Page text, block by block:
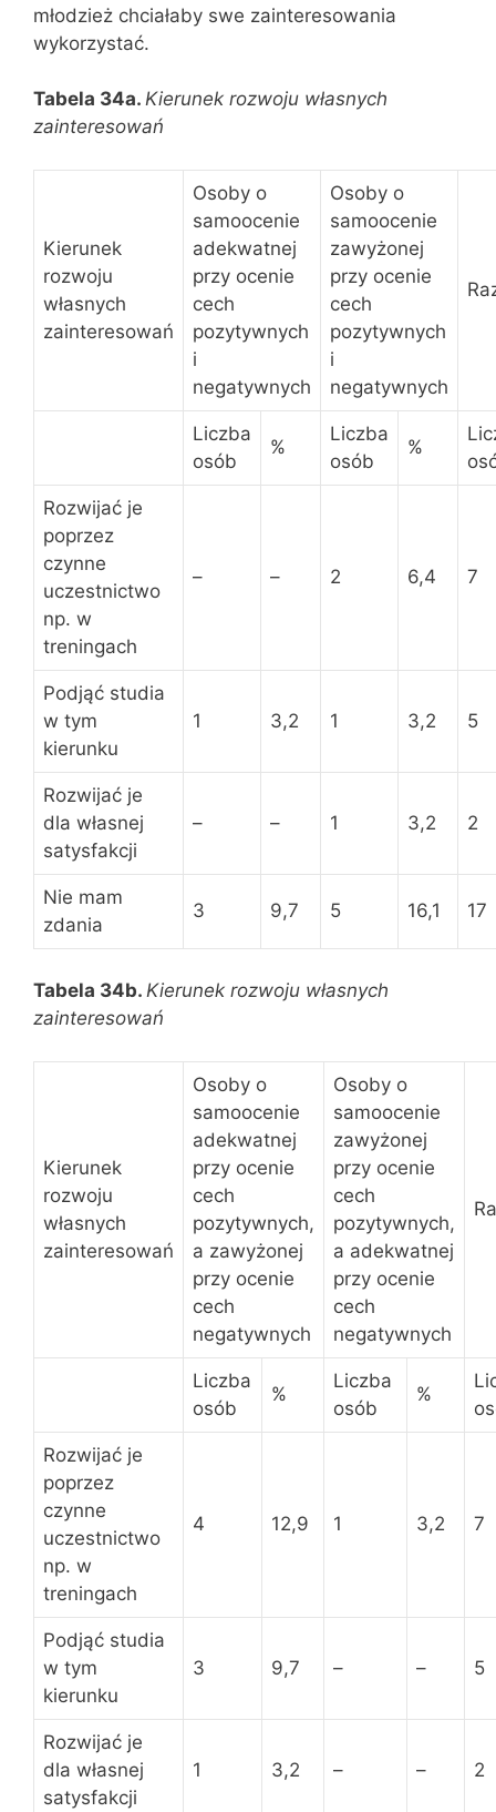
młodzież chciałaby swe zainteresowania
wykorzystać.
Tabela 34a. Kierunek rozwoju własnych
zainteresowań
Kierunek
rozwoju
własnych
zainteresowań
Osoby o
samoocenie
adekwatnej
przy ocenie
cech
pozytywnych
i
negatywnych
Osoby o
samoocenie
zawyżonej
przy ocenie
cech
pozytywnych
i
negatywnych
Liczba
osób
%
Liczba
osób
%
Rozwijać je
poprzez
czynne
uczestnictwo
np. w
treningach
– – 2 6,4 7
Podjąć studia
w tym
kierunku
1 3,2 1 3,2 5
Rozwijać je
dla własnej
satysfakcji
– – 1 3,2 2
Nie mam
zdania
3 9,7 5 16,1 17
Tabela 34b. Kierunek rozwoju własnych
zainteresowań
Kierunek
rozwoju
własnych
zainteresowań
Osoby o
samoocenie
adekwatnej
przy ocenie
cech
pozytywnych,
a zawyżonej
przy ocenie
cech
negatywnych
Osoby o
samoocenie
zawyżonej
przy ocenie
cech
pozytywnych,
a adekwatnej
przy ocenie
cech
negatywnych
Liczba
osób
%
Liczba
osób
%
Rozwijać je
poprzez
czynne
uczestnictwo
np. w
treningach
4 12,9 1 3,2 7
Podjąć studia
w tym
kierunku
3 9,7 – – 5
Rozwijać je
dla własnej
satysfakcji
1 3,2 – – 2